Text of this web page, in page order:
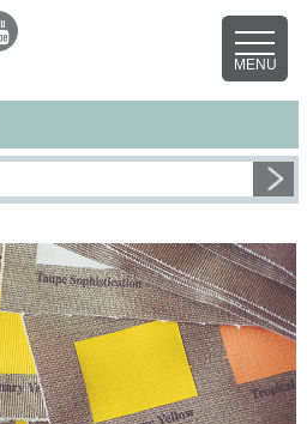
questo sito utilizza i cookies.
autorizzi l’uso dei cookies. Per ulteriori
MENU